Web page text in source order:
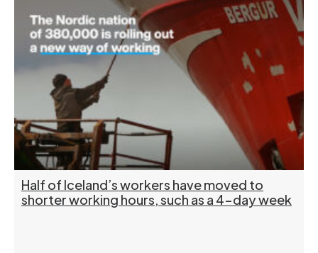
Half of Iceland’s workers have moved to
shorter working hours, such as a 4-day week